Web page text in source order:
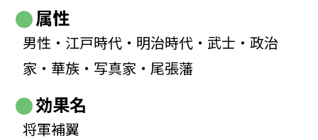
属性
男性・江戸時代・明治時代・武士・政治
家・華族・写真家・尾張藩
効果名
将軍補翼